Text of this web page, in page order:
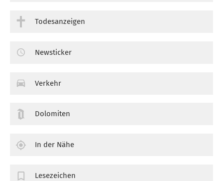
Todesanzeigen
Newsticker
Verkehr
Dolomiten
In der Nähe
Lesezeichen